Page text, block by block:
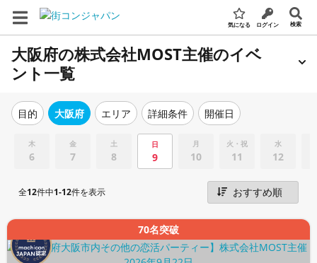
気になる ログイン 検索
大阪府の株式会社MOST主催のイベ
ント一覧
目的 大阪府 エリア 詳細条件 開催日
木
6
金
7
土
8
日
9
月
10
火・祝
11
水
12
全12件中1-12件を表示
70名突破